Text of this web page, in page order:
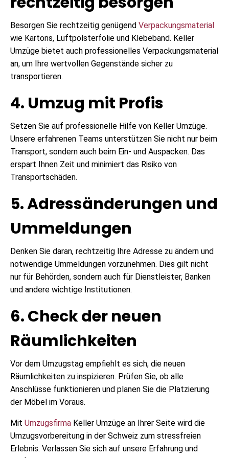
Besorgen Sie rechtzeitig genügend Verpackungsmaterial
wie Kartons, Luftpolsterfolie und Klebeband. Keller
Umzüge bietet auch professionelles Verpackungsmaterial
an, um Ihre wertvollen Gegenstände sicher zu
transportieren.
4. Umzug mit Profis
Setzen Sie auf professionelle Hilfe von Keller Umzüge.
Unsere erfahrenen Teams unterstützen Sie nicht nur beim
Transport, sondern auch beim Ein- und Auspacken. Das
erspart Ihnen Zeit und minimiert das Risiko von
Transportschäden.
5. Adressänderungen und
Ummeldungen
Denken Sie daran, rechtzeitig Ihre Adresse zu ändern und
notwendige Ummeldungen vorzunehmen. Dies gilt nicht
nur für Behörden, sondern auch für Dienstleister, Banken
und andere wichtige Institutionen.
6. Check der neuen
Räumlichkeiten
Vor dem Umzugstag empfiehlt es sich, die neuen
Räumlichkeiten zu inspizieren. Prüfen Sie, ob alle
Anschlüsse funktionieren und planen Sie die Platzierung
der Möbel im Voraus.
Mit Umzugsfirma Keller Umzüge an Ihrer Seite wird die
Umzugsvorbereitung in der Schweiz zum stressfreien
Erlebnis. Verlassen Sie sich auf unsere Erfahrung und